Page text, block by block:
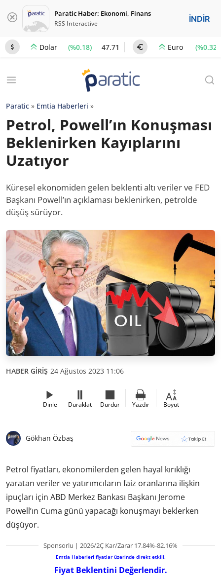
Paratic Haber: Ekonomi, Finans
RSS Interactive İNDİR
Dolar (%0.18) 47.71 Euro (%0.32)
Paratic » Emtia Haberleri »
Petrol, Powell’ın Konuşması
Beklenirken Kayıplarını
Uzatıyor
Küresel ekonomiden gelen beklenti altı veriler ve FED
Başkanı Powell’ın açıklaması beklenirken, petrolde
düşüş sürüyor.
HABER GİRİŞ 24 Ağustos 2023 11:06
Dinle Duraklat Durdur Yazdır Boyut
Gökhan Özbaş
Petrol fiyatları, ekonomilerden gelen hayal kırıklığı
yaratan veriler ve yatırımcıların faiz oranlarına ilişkin
ipuçları için ABD Merkez Bankası Başkanı Jerome
Powell’ın Cuma günü yapacağı konuşmayı beklerken
düşüyor.
Sponsorlu | 2026/2Ç Kar/Zarar 17.84%-82.16%
Emtia Haberleri fiyatlar üzerinde direkt etkili.
Fiyat Beklentini Değerlendir.